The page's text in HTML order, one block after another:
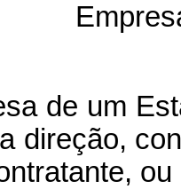
de um
direção,
ou